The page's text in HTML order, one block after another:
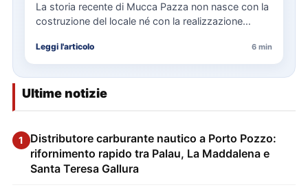
La storia recente di Mucca Pazza non nasce con la
costruzione del locale né con la realizzazione
Leggi l'articolo 6 min
Ultime notizie
1
Distributore carburante nautico a Porto Pozzo:
rifornimento rapido tra Palau, La Maddalena e
Santa Teresa Gallura